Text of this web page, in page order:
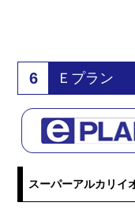
6 Ｅプラン
スーパーアルカリ